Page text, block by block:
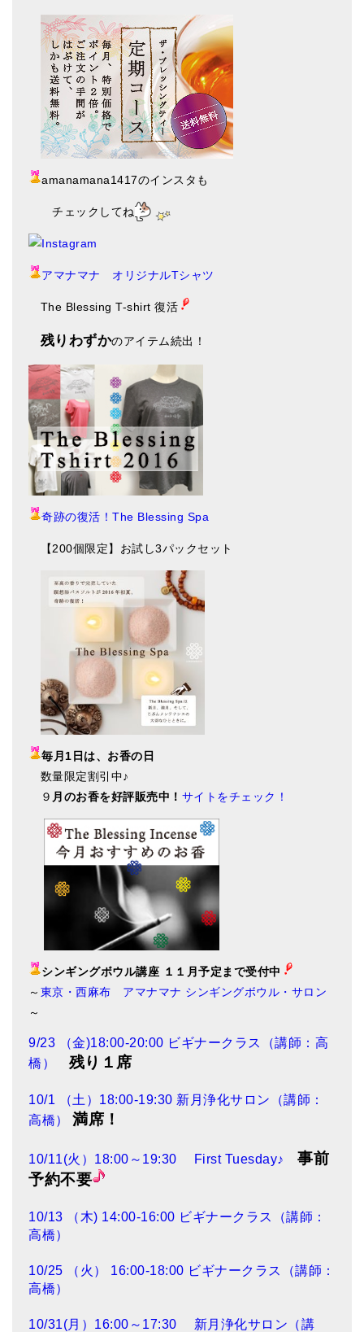
amanamana1417のインスタも
チェックしてね
アマナマナ オリジナルTシャツ
The Blessing T-shirt 復活
残りわずかのアイテム続出！
奇跡の復活！The Blessing Spa
【200個限定】お試し3パックセット
毎月1日は、お香の日
数量限定割引中♪
９ 月のお香を好評販売中！ サイトをチェック！
シンギングボウル講座 １１月予定まで受付中
～ 東京・西麻布 アマナマナ シンギングボウル・サロン
～
9/23 （金)18:00-20:00 ビギナークラス（講師：高
橋）
残り１席
10/1 （土）18:00-19:30 新月浄化サロン（講師：
高橋）
満席！
10/11(火）18:00～19:30 First Tuesday♪
事前
予約不要
10/13 （木) 14:00-16:00 ビギナークラス（講師：
高橋）
10/25 （火） 16:00-18:00 ビギナークラス（講師：
高橋）
10/31(月）16:00～17:30 新月浄化サロン（講